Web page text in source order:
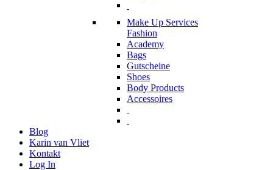
Make Up Services
Fashion
Academy
Bags
Gutscheine
Shoes
Body Products
Accessoires
Blog
Karin van Vliet
Kontakt
Log In